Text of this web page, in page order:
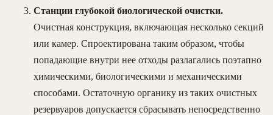
Станции глубокой биологической очистки.
Очистная конструкция, включающая несколько секций
или камер. Спроектирована таким образом, чтобы
попадающие внутри нее отходы разлагались поэтапно
химическими, биологическими и механическими
способами. Остаточную органику из таких очистных
резервуаров допускается сбрасывать непосредственно